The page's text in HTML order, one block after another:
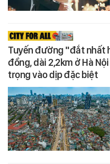
Tuyến đường "đắt nhất
đồng, dài 2,2km ở Hà
trọng vào dịp đặc biệt